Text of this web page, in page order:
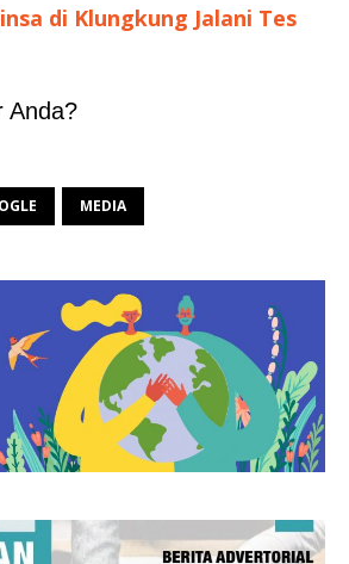
di Klungkung Jalani Tes
Anda?
MEDIA